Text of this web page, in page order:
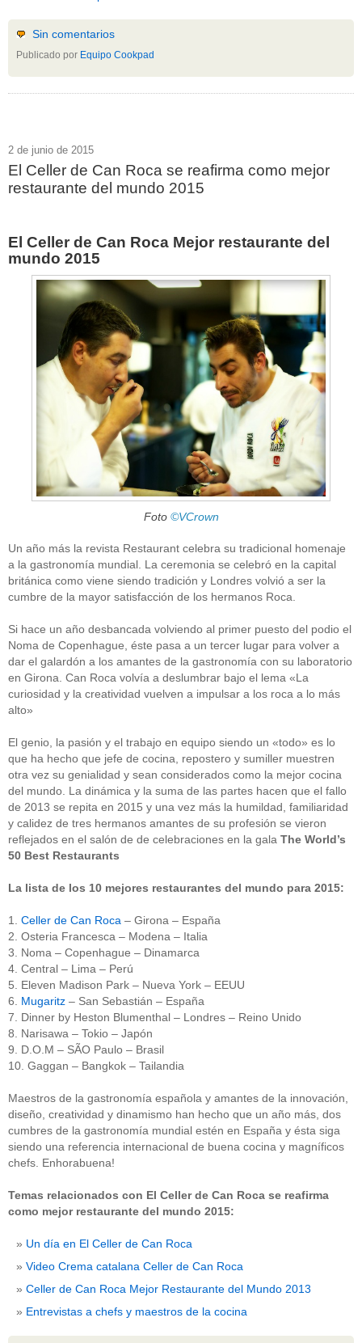
Sin comentarios
Publicado por Equipo Cookpad
2 de junio de 2015
El Celler de Can Roca se reafirma como mejor
restaurante del mundo 2015
El Celler de Can Roca Mejor restaurante del
mundo 2015
Foto ©VCrown
Un año más la revista Restaurant celebra su tradicional homenaje
a la gastronomía mundial. La ceremonia se celebró en la capital
británica como viene siendo tradición y Londres volvió a ser la
cumbre de la mayor satisfacción de los hermanos Roca.
Si hace un año desbancada volviendo al primer puesto del podio el
Noma de Copenhague, éste pasa a un tercer lugar para volver a
dar el galardón a los amantes de la gastronomía con su laboratorio
en Girona. Can Roca volvía a deslumbrar bajo el lema «La
curiosidad y la creatividad vuelven a impulsar a los roca a lo más
alto»
El genio, la pasión y el trabajo en equipo siendo un «todo» es lo
que ha hecho que jefe de cocina, repostero y sumiller muestren
otra vez su genialidad y sean considerados como la mejor cocina
del mundo. La dinámica y la suma de las partes hacen que el fallo
de 2013 se repita en 2015 y una vez más la humildad, familiaridad
y calidez de tres hermanos amantes de su profesión se vieron
reflejados en el salón de de celebraciones en la gala The World’s
50 Best Restaurants
La lista de los 10 mejores restaurantes del mundo para 2015:
1. Celler de Can Roca – Girona – España
2. Osteria Francesca – Modena – Italia
3. Noma – Copenhague – Dinamarca
4. Central – Lima – Perú
5. Eleven Madison Park – Nueva York – EEUU
6. Mugaritz – San Sebastián – España
7. Dinner by Heston Blumenthal – Londres – Reino Unido
8. Narisawa – Tokio – Japón
9. D.O.M – SÃO Paulo – Brasil
10. Gaggan – Bangkok – Tailandia
Maestros de la gastronomía española y amantes de la innovación,
diseño, creatividad y dinamismo han hecho que un año más, dos
cumbres de la gastronomía mundial estén en España y ésta siga
siendo una referencia internacional de buena cocina y magníficos
chefs. Enhorabuena!
Temas relacionados con El Celler de Can Roca se reafirma
como mejor restaurante del mundo 2015:
Un día en El Celler de Can Roca
Video Crema catalana Celler de Can Roca
Celler de Can Roca Mejor Restaurante del Mundo 2013
Entrevistas a chefs y maestros de la cocina